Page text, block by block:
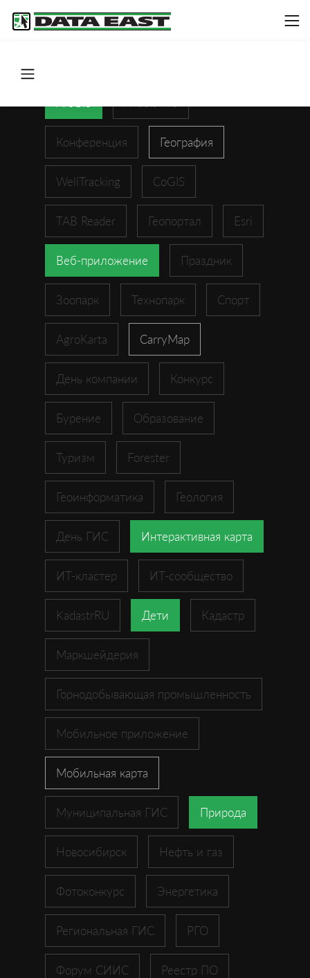
Конференция География
WellTracking CoGIS
TAB Reader Геопортал Esri
Веб-приложение Праздник
Зоопарк Технопарк Спорт
AgroKarta CarryMap
День компании Конкурс
Бурение Образование
Туризм Forester
Геоинформатика Геология
День ГИС Интерактивная карта
ИТ-кластер ИТ-сообщество
KadastrRU Дети Кадастр
Маркшейдерия
Горнодобывающая промышленность
Мобильное приложение
Мобильная карта
Муниципальная ГИС Природа
Новосибирск Нефть и газ
Фотоконкурс Энергетика
Региональная ГИС РГО
Форум СИИС Реестр ПО